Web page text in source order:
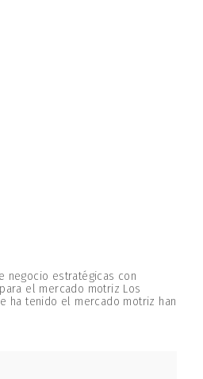
negocio estratégicas con
el mercado motriz Los
ha tenido el mercado motriz han